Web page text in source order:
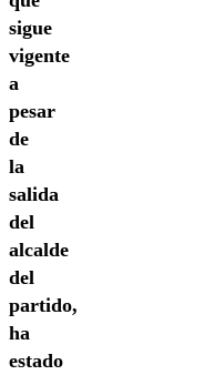
sigue
vigente
a
pesar
de
la
salida
del
alcalde
del
partido,
ha
estado